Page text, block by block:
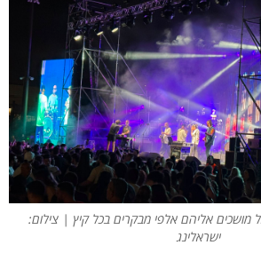
מושכים אליהם אלפי מבקרים בכל קיץ | צילום:
ישראלינג